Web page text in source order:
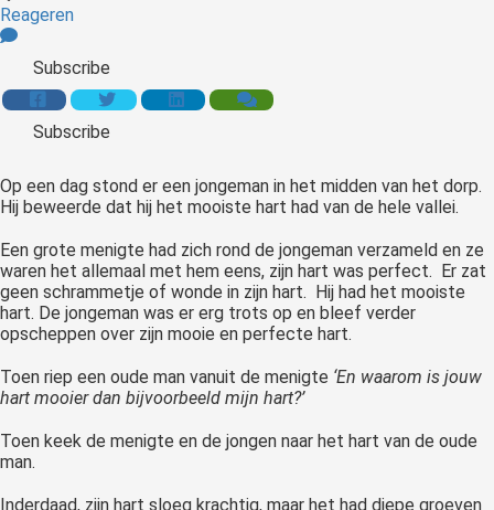
Reageren
Subscribe
Subscribe
Op een dag stond er een jongeman in het midden van het dorp.
Hij beweerde dat hij het mooiste hart had van de hele vallei.
Een grote menigte had zich rond de jongeman verzameld en ze
waren het allemaal met hem eens, zijn hart was perfect. Er zat
geen schrammetje of wonde in zijn hart. Hij had het mooiste
hart. De jongeman was er erg trots op en bleef verder
opscheppen over zijn mooie en perfecte hart.
Toen riep een oude man vanuit de menigte ‘En waarom is jouw
hart mooier dan bijvoorbeeld mijn hart?’
Toen keek de menigte en de jongen naar het hart van de oude
man.
Inderdaad, zijn hart sloeg krachtig, maar het had diepe groeven